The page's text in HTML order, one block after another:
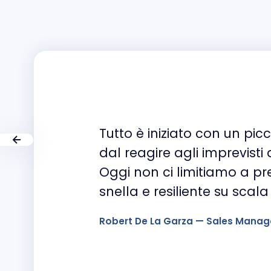
Tutto è iniziato con un
dal reagire agli imprevisti
Oggi non ci limitiamo a
snella e resiliente su
Robert De La Garza — Sales